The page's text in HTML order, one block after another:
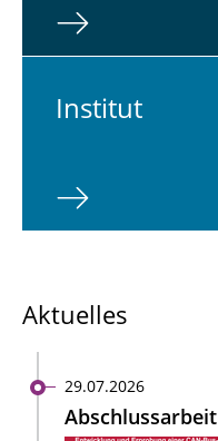
In­sti­tut
Aktuelles
29.07.2026
Abschlussarbeit